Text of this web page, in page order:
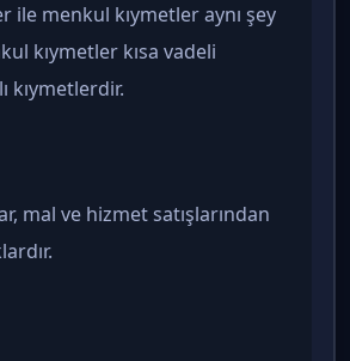
ile menkul kıymetler aynı şey
kıymetler kısa vadeli
kıymetlerdir.
mal ve hizmet satışlarından